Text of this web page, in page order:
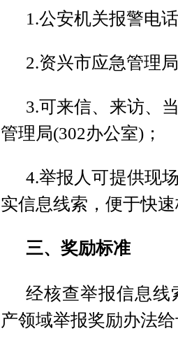
1.公安机关报警电
2.资兴市应急管理
3.可来信、来访、
管理局(302办公室)；
4.举报人可提供现
实信息线索，便于快
三、奖励标准
经核查举报信息线
产领域举报奖励办法